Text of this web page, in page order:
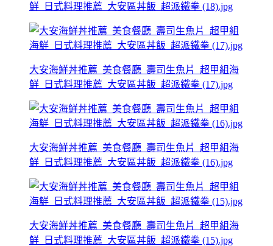
鮮_日式料理推薦_大安區丼飯_超派鐵拳 (18).jpg
大安海鮮丼推薦_美食餐廳_壽司生魚片_超甲組海
鮮_日式料理推薦_大安區丼飯_超派鐵拳 (17).jpg
大安海鮮丼推薦_美食餐廳_壽司生魚片_超甲組海
鮮_日式料理推薦_大安區丼飯_超派鐵拳 (16).jpg
大安海鮮丼推薦_美食餐廳_壽司生魚片_超甲組海
鮮_日式料理推薦_大安區丼飯_超派鐵拳 (15).jpg